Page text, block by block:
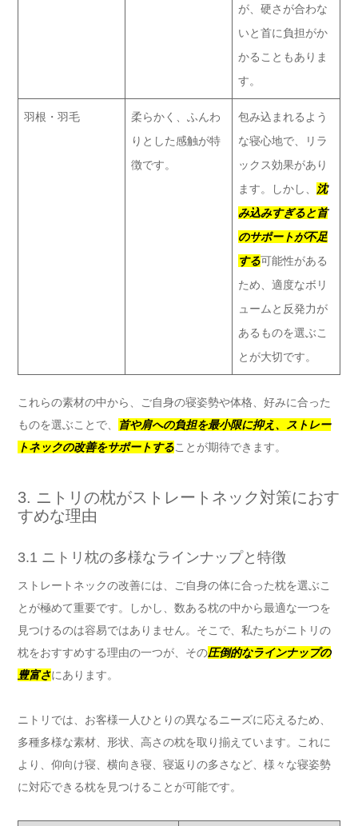
が、硬さが合わな
いと首に負担がか
かることもありま
す。
羽根・羽毛
柔らかく、ふんわ
りとした感触が特
徴です。
包み込まれるよう
な寝心地で、リラ
ックス効果があり
ます。しかし、 沈
み込みすぎると首
のサポートが不足
する可能性がある
ため、適度なボリ
ュームと反発力が
あるものを選ぶこ
とが大切です。
これらの素材の中から、ご自身の寝姿勢や体格、好みに合った
ものを選ぶことで、
首や肩への負担を最小限に抑え、ストレー
トネックの改善をサポートすることが期待できます。
3. ニトリの枕がストレートネック対策におす
すめな理由
3.1 ニトリ枕の多様なラインナップと特徴
ストレートネックの改善には、ご自身の体に合った枕を選ぶこ
とが極めて重要です。しかし、数ある枕の中から最適な一つを
見つけるのは容易ではありません。そこで、私たちがニトリの
枕をおすすめする理由の一つが、その圧倒的なラインナップの
豊富さにあります。
ニトリでは、お客様一人ひとりの異なるニーズに応えるため、
多種多様な素材、形状、高さの枕を取り揃えています。これに
より、仰向け寝、横向き寝、寝返りの多さなど、様々な寝姿勢
に対応できる枕を見つけることが可能です。